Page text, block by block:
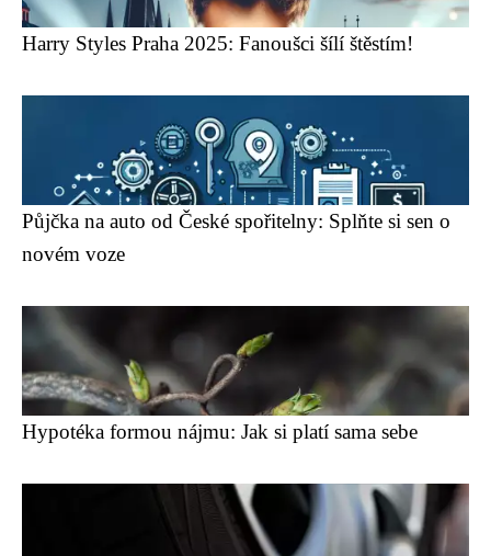
Harry Styles Praha 2025: Fanoušci šílí štěstím!
Půjčka na auto od České spořitelny: Splňte si sen o
novém voze
Hypotéka formou nájmu: Jak si platí sama sebe